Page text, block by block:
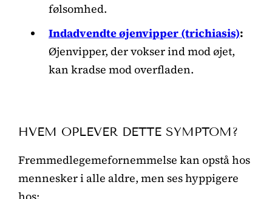
følsomhed.
Indadvendte øjenvipper (trichiasis):
Øjenvipper, der vokser ind mod øjet,
kan kradse mod overfladen.
HVEM OPLEVER DETTE SYMPTOM?
Fremmedlegemefornemmelse kan opstå hos
mennesker i alle aldre, men ses hyppigere